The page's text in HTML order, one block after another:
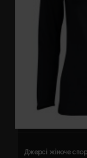
Джерсі жіноче